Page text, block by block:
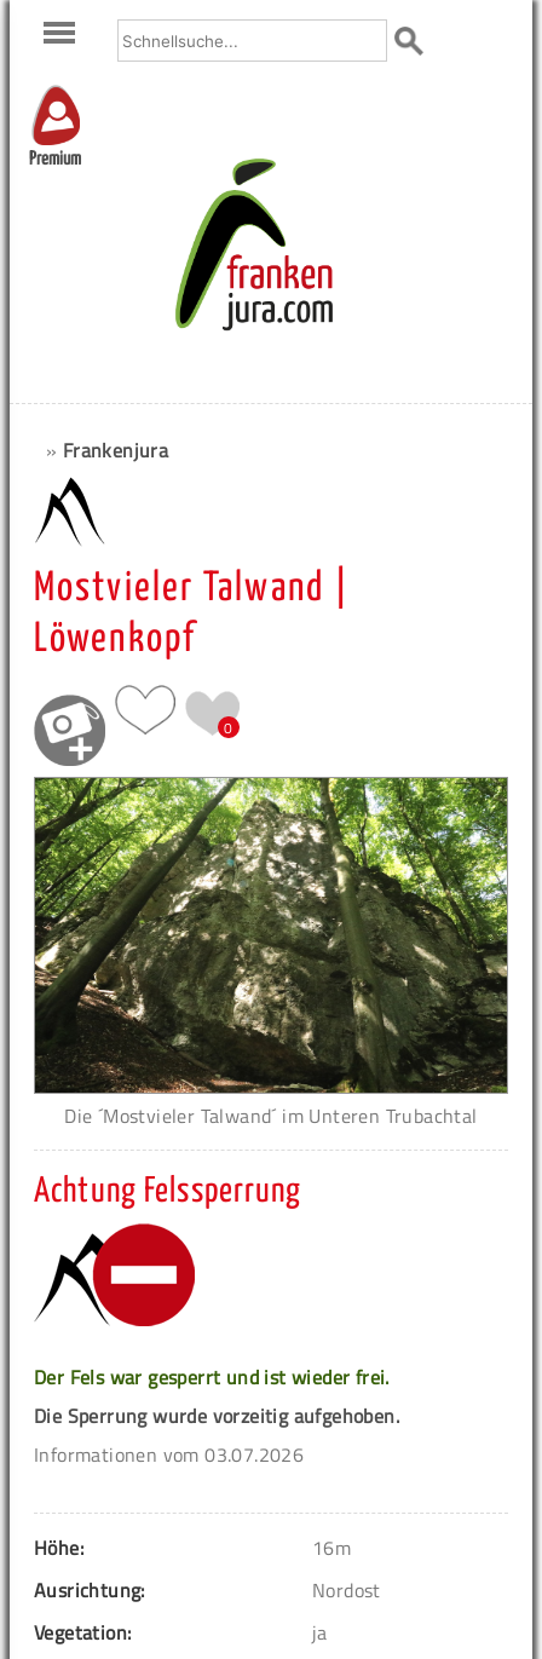
Premium
» Frankenjura
Mostvieler Talwand |
Löwenkopf
0
Die ´Mostvieler Talwand´ im Unteren Trubachtal
Achtung Felssperrung
Der Fels war gesperrt und ist wieder frei.
Die Sperrung wurde vorzeitig aufgehoben.
Informationen vom 03.07.2026
Höhe:
16m
Ausrichtung:
Nordost
Vegetation:
ja